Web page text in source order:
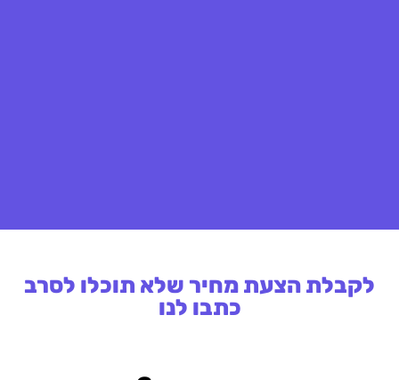
לקבלת הצעת מחיר שלא תוכלו לסרב
כתבו לנו